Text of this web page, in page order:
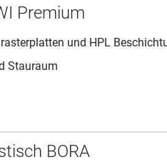
Premium
und HPL
Stauraum
BORA